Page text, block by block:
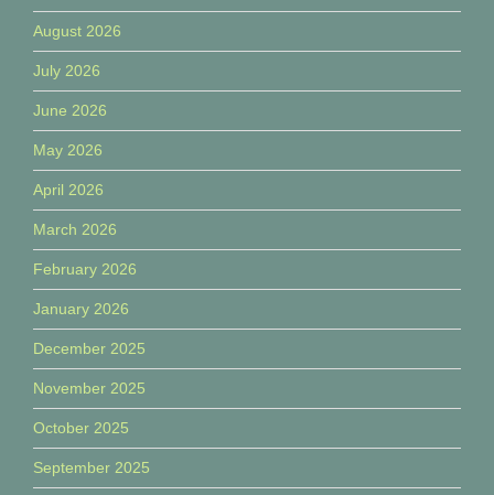
August 2026
July 2026
June 2026
May 2026
April 2026
March 2026
February 2026
January 2026
December 2025
November 2025
October 2025
September 2025